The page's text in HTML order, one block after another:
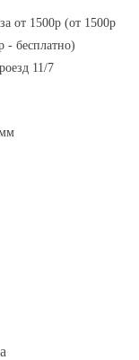
от 1500р (от 1500р
- бесплатно)
11/7